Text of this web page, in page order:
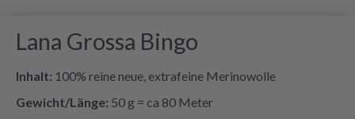
Lana Grossa Bingo
Inhalt: 100% reine neue, extrafeine Merinowolle
Gewicht/Länge: 50 g = ca 80 Meter